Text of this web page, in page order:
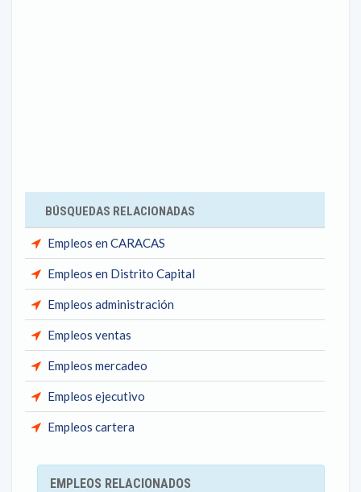
BÚSQUEDAS RELACIONADAS
Empleos en CARACAS
Empleos en Distrito Capital
Empleos administración
Empleos ventas
Empleos mercadeo
Empleos ejecutivo
Empleos cartera
EMPLEOS RELACIONADOS